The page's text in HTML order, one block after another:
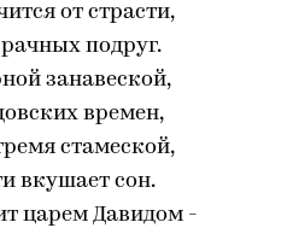
от страсти,
подруг.
занавеской,
времен,
стамеской,
вкушает сон.
царем Давидом -